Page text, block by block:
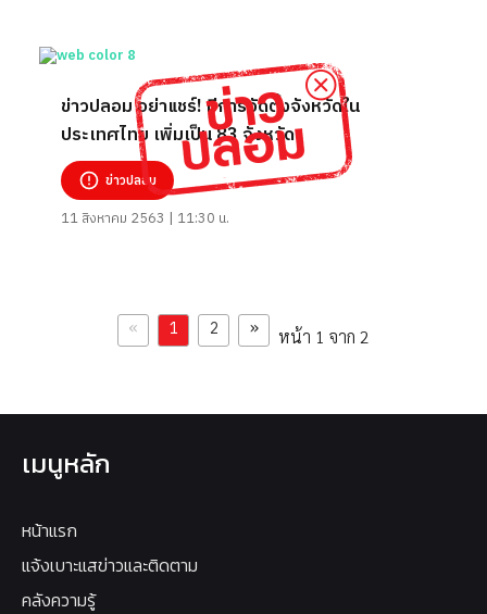
ข่าวปลอม อย่าแชร์! มีการจัดตั้งจังหวัดใน
ประเทศไทย เพิ่มเป็น 83 จังหวัด
ข่าวปลอม
11 สิงหาคม 2563 | 11:30 น.
« 1 2 » หน้า 1 จาก 2
เมนูหลัก
หน้าแรก
แจ้งเบาะแสข่าวและติดตาม
คลังความรู้